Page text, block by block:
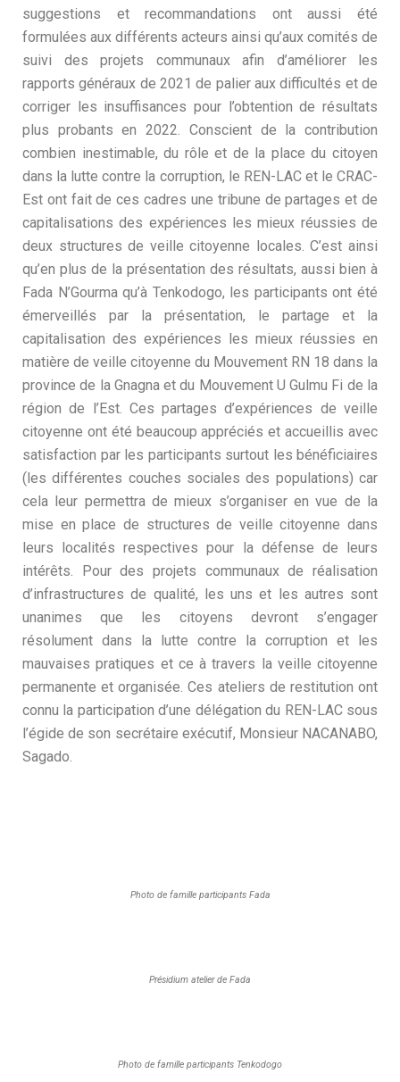
suggestions et recommandations ont aussi été
formulées aux différents acteurs ainsi qu’aux comités de
suivi des projets communaux afin d’améliorer les
rapports généraux de 2021 de palier aux difficultés et de
corriger les insuffisances pour l’obtention de résultats
plus probants en 2022. Conscient de la contribution
combien inestimable, du rôle et de la place du citoyen
dans la lutte contre la corruption, le REN-LAC et le CRAC-
Est ont fait de ces cadres une tribune de partages et de
capitalisations des expériences les mieux réussies de
deux structures de veille citoyenne locales. C’est ainsi
qu’en plus de la présentation des résultats, aussi bien à
Fada N’Gourma qu’à Tenkodogo, les participants ont été
émerveillés par la présentation, le partage et la
capitalisation des expériences les mieux réussies en
matière de veille citoyenne du Mouvement RN 18 dans la
province de la Gnagna et du Mouvement U Gulmu Fi de la
région de l’Est. Ces partages d’expériences de veille
citoyenne ont été beaucoup appréciés et accueillis avec
satisfaction par les participants surtout les bénéficiaires
(les différentes couches sociales des populations) car
cela leur permettra de mieux s’organiser en vue de la
mise en place de structures de veille citoyenne dans
leurs localités respectives pour la défense de leurs
intérêts. Pour des projets communaux de réalisation
d’infrastructures de qualité, les uns et les autres sont
unanimes que les citoyens devront s’engager
résolument dans la lutte contre la corruption et les
mauvaises pratiques et ce à travers la veille citoyenne
permanente et organisée. Ces ateliers de restitution ont
connu la participation d’une délégation du REN-LAC sous
l’égide de son secrétaire exécutif, Monsieur NACANABO,
Sagado.
Photo de famille participants Fada
Présidium atelier de Fada
Photo de famille participants Tenkodogo